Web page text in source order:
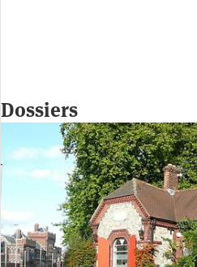
Dossiers